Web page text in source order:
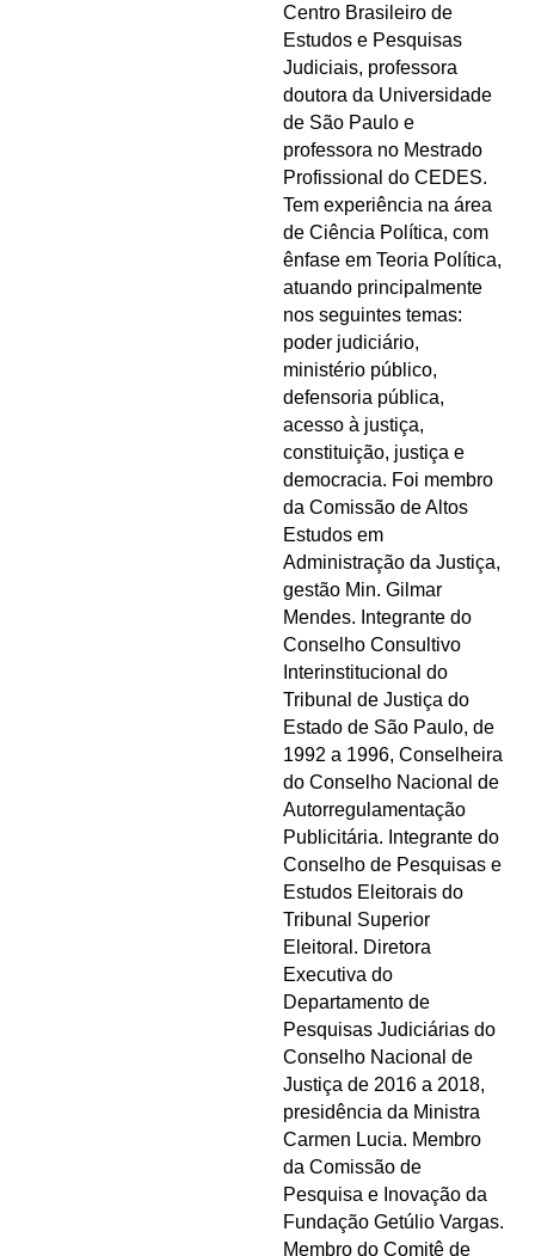
Centro Brasileiro de
Estudos e Pesquisas
Judiciais, professora
doutora da Universidade
de São Paulo e
professora no Mestrado
Profissional do CEDES.
Tem experiência na área
de Ciência Política, com
ênfase em Teoria Política,
atuando principalmente
nos seguintes temas:
poder judiciário,
ministério público,
defensoria pública,
acesso à justiça,
constituição, justiça e
democracia. Foi membro
da Comissão de Altos
Estudos em
Administração da Justiça,
gestão Min. Gilmar
Mendes. Integrante do
Conselho Consultivo
Interinstitucional do
Tribunal de Justiça do
Estado de São Paulo, de
1992 a 1996, Conselheira
do Conselho Nacional de
Autorregulamentação
Publicitária. Integrante do
Conselho de Pesquisas e
Estudos Eleitorais do
Tribunal Superior
Eleitoral. Diretora
Executiva do
Departamento de
Pesquisas Judiciárias do
Conselho Nacional de
Justiça de 2016 a 2018,
presidência da Ministra
Carmen Lucia. Membro
da Comissão de
Pesquisa e Inovação da
Fundação Getúlio Vargas.
Membro do Comitê de